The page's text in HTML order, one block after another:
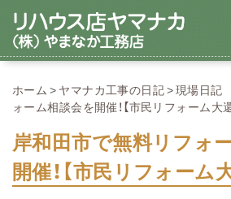
ホーム ヤマナカ工事の日記 現場日記
ォーム相談会を開催！【市民リフォーム大
岸和田市で無料リフォ
開催！【市民リフォーム